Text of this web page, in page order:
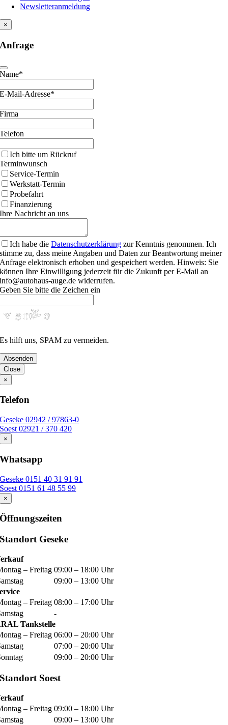
Newsletteranmeldung
×
Anfrage
Name*
E-Mail-Adresse*
Firma
Telefon
Ich bitte um Rückruf
Terminwunsch
Service-Termin
Werkstatt-Termin
Probefahrt
Finanzierung
Ihre Nachricht an uns
Company
Name
Ich habe dieDatenschutzerklärung zur Kenntnis genommen. Ich
stimme zu, dass meine Angaben und Daten zur Beantwortung meiner
Anfrage elektronisch erhoben und gespeichert werden. Hinweis: Sie
können Ihre Einwilligung jederzeit für die Zukunft per E-Mail an
info@autohaus-auge.de widerrufen.
Geben Sie bitte die Zeichen ein
Es hilft uns, SPAM zu vermeiden.
Absenden
Close
×
Telefon
Geseke 02942 / 97863-0
Soest 02921 / 370 420
×
Whatsapp
Geseke 0151 40 31 91 91
Soest 0151 61 48 55 99
×
Öffnungszeiten
Standort Geseke
– Freitag 09:00 – 18:00 Uhr
09:00 – 13:00 Uhr
– Freitag 08:00 – 17:00 Uhr
-
Tankstelle
– Freitag 06:00 – 20:00 Uhr
07:00 – 20:00 Uhr
09:00 – 20:00 Uhr
Standort Soest
– Freitag 09:00 – 18:00 Uhr
09:00 – 13:00 Uhr